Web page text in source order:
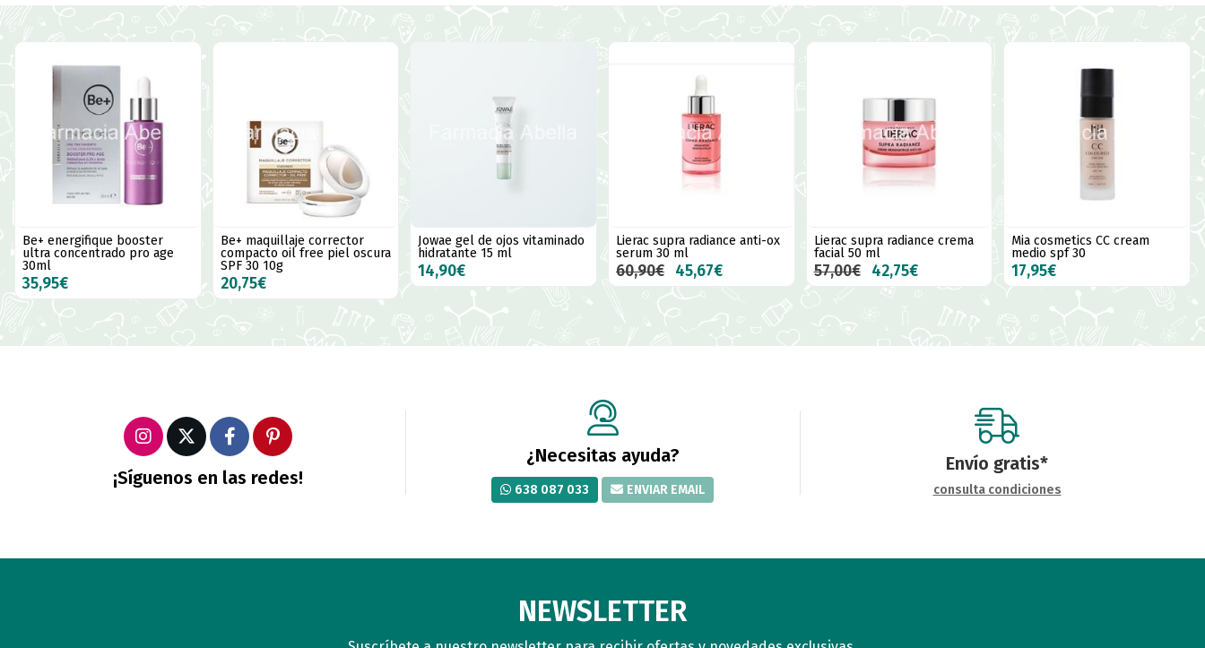
Be+ energifique booster
ultra concentrado pro age
30ml
35,95€
Be+ maquillaje corrector
compacto oil free piel oscura
SPF 30 10g
20,75€
Jowae gel de ojos vitaminado
hidratante 15 ml
14,90€
Lierac supra radiance anti-ox
serum 30 ml
60,90€ 45,67€
Lierac supra radiance crema
facial 50 ml
57,00€ 42,75€
Mia cosmetics CC cream
medio spf 30
17,95€
¡Síguenos en las redes!
¿Necesitas ayuda?
638 087 033 ENVIAR EMAIL
Envío gratis*
consulta condiciones
NEWSLETTER